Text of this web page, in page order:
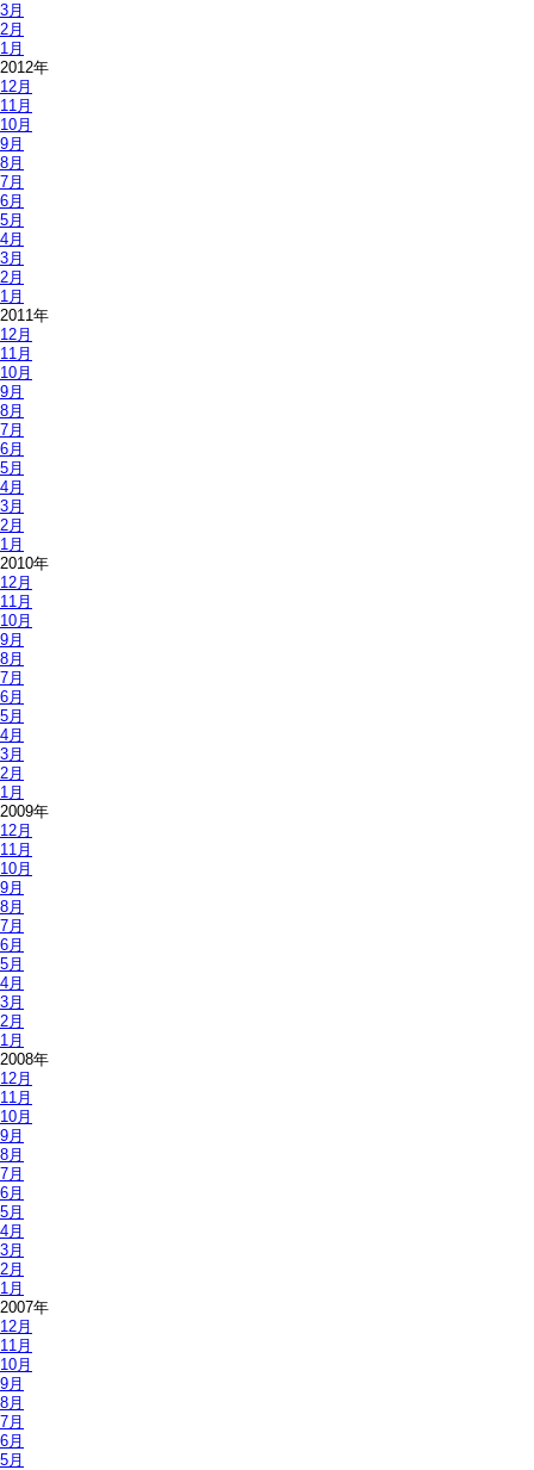
3月
2月
1月
2012年
12月
11月
10月
9月
8月
7月
6月
5月
4月
3月
2月
1月
2011年
12月
11月
10月
9月
8月
7月
6月
5月
4月
3月
2月
1月
2010年
12月
11月
10月
9月
8月
7月
6月
5月
4月
3月
2月
1月
2009年
12月
11月
10月
9月
8月
7月
6月
5月
4月
3月
2月
1月
2008年
12月
11月
10月
9月
8月
7月
6月
5月
4月
3月
2月
1月
2007年
12月
11月
10月
9月
8月
7月
6月
5月